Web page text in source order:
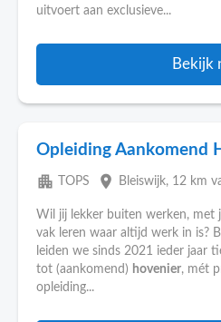
uitvoert aan exclusieve...
Bekijk
Opleiding Aankomend
apartment TOPS place Bleiswijk, 12 km
Wil jij lekker buiten werken, met
vak leren waar altijd werk in is?
leiden we sinds 2021 ieder jaar
tot (aankomend) hovenier, mét
opleiding...